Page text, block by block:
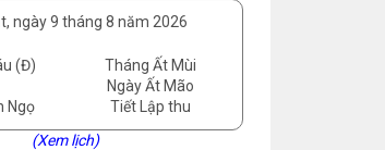
ngày 9 tháng 8 năm 2026
(Đ)
Ngọ
Tháng Ất Mùi
Ngày Ất Mão
Tiết Lập thu
(Xem lịch)